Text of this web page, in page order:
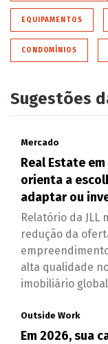
EQUIPAMENTOS
CONDOMÍNIOS
Sugestões
Mercado
Real Estate
orienta a
adaptar ou
Relatório da JLL
redução da
alta qualidade
imobiliário global
Outside Work
Em 2026, sua